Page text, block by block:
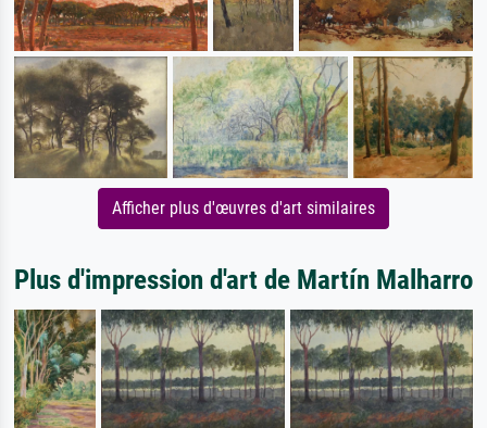
Afficher plus d'œuvres d'art similaires
Plus d'impression d'art de Martín Malharro